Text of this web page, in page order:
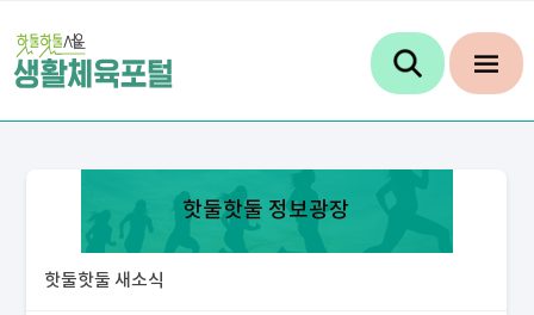
핫둘핫둘 정보광장
핫둘핫둘 새소식